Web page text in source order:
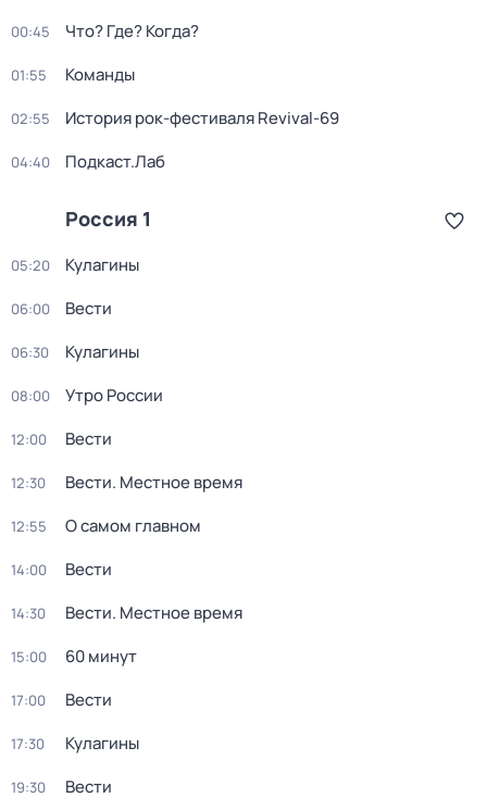
00:45 Что? Где? Когда?
01:55 Команды
02:55 История рок-фестиваля Revival-69
04:40 Подкаст.Лаб
Россия 1
05:20 Кулагины
06:00 Вести
06:30 Кулагины
08:00 Утро России
12:00 Вести
12:30 Вести. Местное время
12:55 О самом главном
14:00 Вести
14:30 Вести. Местное время
15:00 60 минут
17:00 Вести
17:30 Кулагины
19:30 Вести